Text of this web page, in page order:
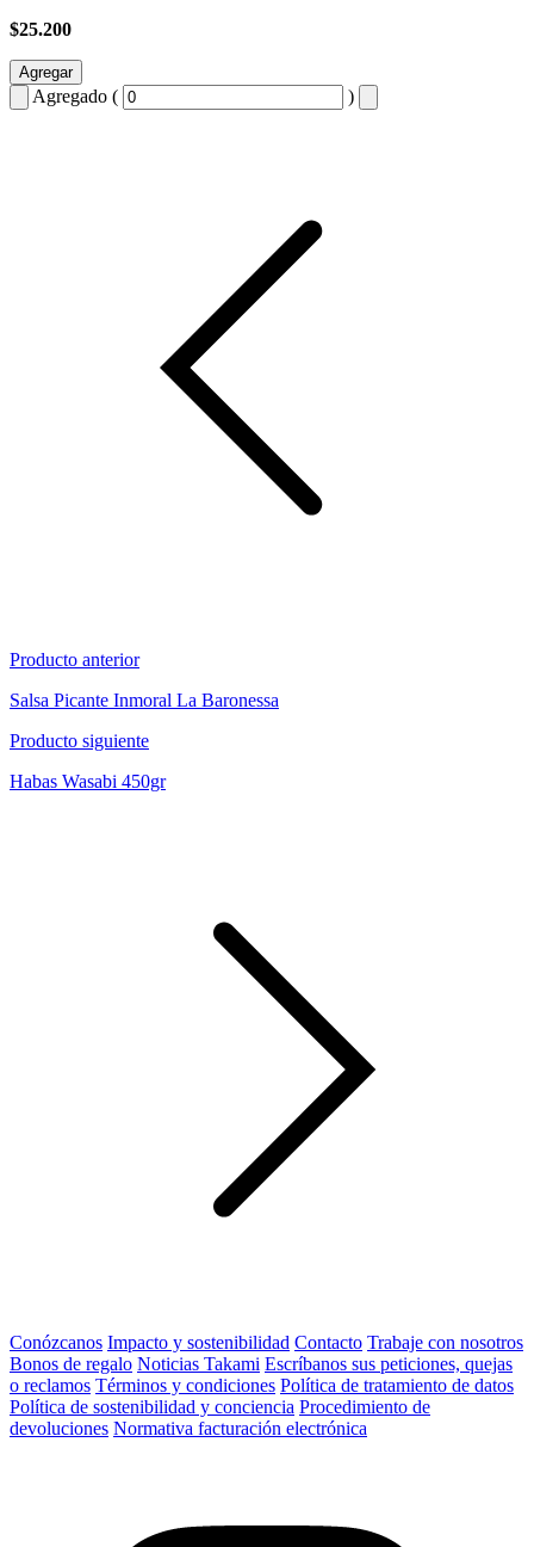
$25.200
Agregar
Agregado ( )
Producto anterior
Salsa Picante Inmoral La Baronessa
Producto siguiente
Habas Wasabi 450gr
Conózcanos Impacto y sostenibilidad Contacto Trabaje con nosotros
Bonos de regalo Noticias Takami Escríbanos sus peticiones, quejas
o reclamos Términos y condiciones Política de tratamiento de datos
Política de sostenibilidad y conciencia Procedimiento de
devoluciones Normativa facturación electrónica